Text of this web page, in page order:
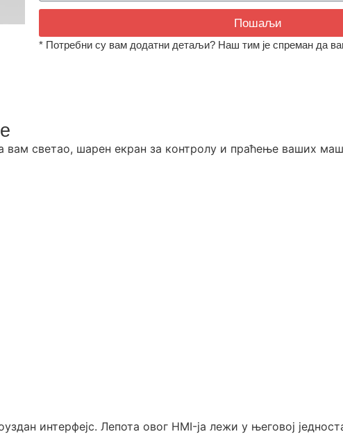
Пошаљи
* Потребни су вам додатни детаљи? Наш тим је спреман да
светао, шарен екран за контролу и праћење ваших
интерфејс. Лепота овог HMI-ја лежи у његовој